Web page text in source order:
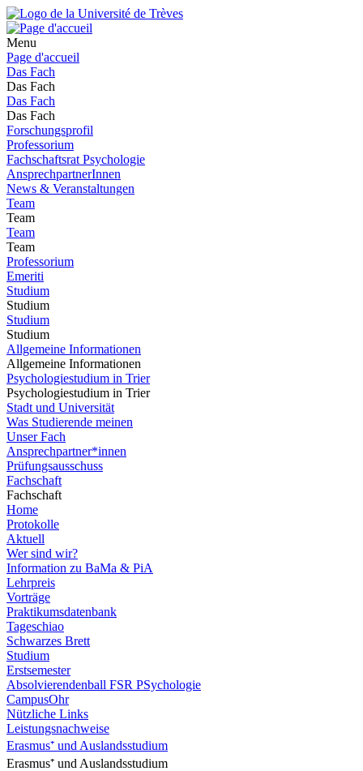
Menu
Page d'accueil
Das Fach
Das Fach
Das Fach
Das Fach
Forschungsprofil
Professorium
Fachschaftsrat Psychologie
AnsprechpartnerInnen
News & Veranstaltungen
Team
Team
Team
Team
Professorium
Emeriti
Studium
Studium
Studium
Studium
Allgemeine Informationen
Allgemeine Informationen
Psychologiestudium in Trier
Psychologiestudium in Trier
Stadt und Universität
Was Studierende meinen
Unser Fach
Ansprechpartner*innen
Prüfungsausschuss
Fachschaft
Fachschaft
Home
Protokolle
Aktuell
Wer sind wir?
Information zu BaMa & PiA
Lehrpreis
Vorträge
Praktikumsdatenbank
Tageschiao
Schwarzes Brett
Studium
Erstsemester
Absolvierendenball FSR PSychologie
CampusOhr
Nützliche Links
Leistungsnachweise
Erasmus⁺ und Auslandsstudium
Erasmus⁺ und Auslandsstudium